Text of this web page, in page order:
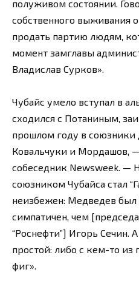
полуживом состоянии.
собственного выживания
продать партию людям,
момент замглавы
Владислав Сурков».
Чубайс умело вступал в
сходился с Потаниным,
прошлом году в союзники
Ковальчуки и Мордашов,
собеседник Newsweek. —
союзником Чубайса стал
неизбежен: Медведев был
симпатичен, чем
“Роснефти”] Игорь Сечин.
простой: либо с кем-то
фиг».